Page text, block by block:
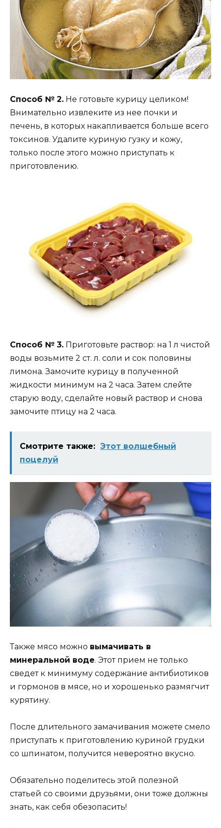
Способ № 2. Не готовьте курицу целиком!
Внимательно извлеките из нее почки и
печень, в которых накапливается больше всего
токсинов. Удалите куриную гузку и кожу,
только после этого можно приступать к
приготовлению.
Способ № 3. Приготовьте раствор: на 1 л чистой
воды возьмите 2 ст. л. соли и сок половины
лимона. Замочите курицу в полученной
жидкости минимум на 2 часа. Затем слейте
старую воду, сделайте новый раствор и снова
замочите птицу на 2 часа.
Смотрите также: Этот волшебный
поцелуй
Также мясо можно вымачивать в
минеральной воде. Этот прием не только
сведет к минимуму содержание антибиотиков
и гормонов в мясе, но и хорошенько размягчит
курятину.
После длительного замачивания можете смело
приступать к приготовлению куриной грудки
со шпинатом, получится невероятно вкусно.
Обязательно поделитесь этой полезной
статьей со своими друзьями, они тоже должны
знать, как себя обезопасить!